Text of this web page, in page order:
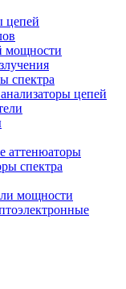
цепей
мощности
спектра
цепей
аттенюаторы
спектра
мощности